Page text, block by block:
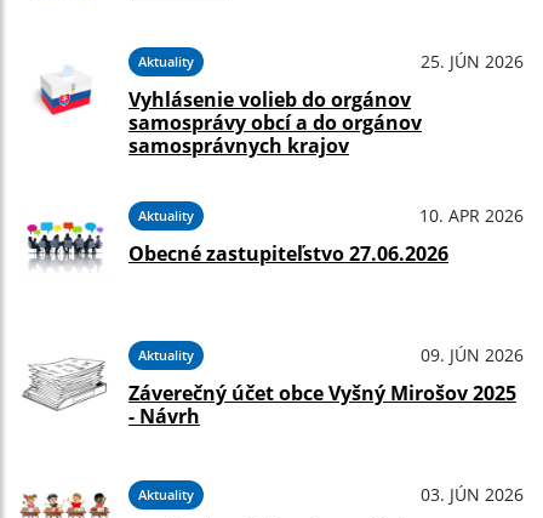
Aktuality 25. JÚN 2026
Vyhlásenie volieb do orgánov
samosprávy obcí a do orgánov
samosprávnych krajov
Aktuality 10. APR 2026
Obecné zastupiteľstvo 27.06.2026
Aktuality 09. JÚN 2026
Záverečný účet obce Vyšný Mirošov 2025
- Návrh
Aktuality 03. JÚN 2026